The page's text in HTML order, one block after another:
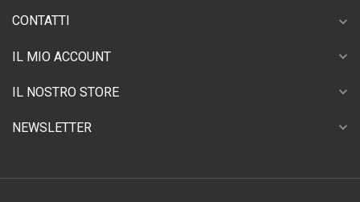
CONTATTI expand_more
IL MIO ACCOUNT expand_more
IL NOSTRO STORE expand_more
NEWSLETTER expand_more